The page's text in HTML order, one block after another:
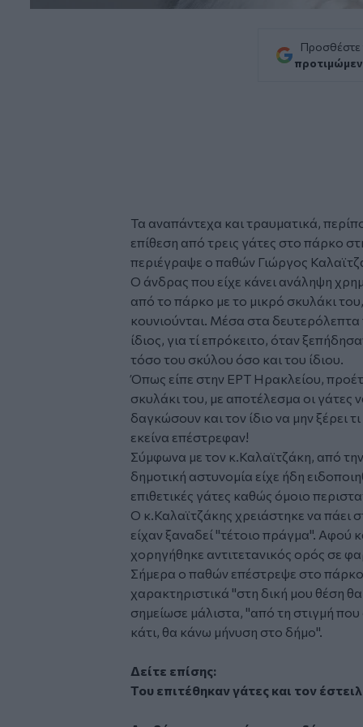
Τα αναπάντεχα και τραυματικά,
επίθεση από τρεις γάτες στο πάρκο
περιέγραψε ο παθών Γιώργος
Ο άνδρας που είχε κάνει ανάληψη
από το πάρκο με το μικρό σκυλάκι
κουνιούνται. Μέσα στα
ίδιος, για τί επρόκειτο, όταν
τόσο του σκύλου όσο και του ίδιου.
Όπως είπε στην ΕΡΤ Ηρακλείου,
σκυλάκι του, με αποτέλεσμα οι γάτες
δαγκώσουν και τον ίδιο να μην ξέρει
εκείνα επέστρεφαν!
Σύμφωνα με τον κ.Καλαϊτζάκη, από
δημοτική αστυνομία είχε ήδη
επιθετικές γάτες καθώς όμοιο
Ο κ.Καλαϊτζάκης χρειάστηκε να πάει
είχαν ξαναδεί "τέτοιο πράγμα". Αφού
χορηγήθηκε αντιτετανικός ορός σε
Σήμερα ο παθών επέστρεψε στο
χαρακτηριστικά "στη δική μου θέση
σημείωσε μάλιστα, "από τη στιγμή που
κάτι, θα κάνω μήνυση στο δήμο".
Δείτε επίσης:
Του επιτέθηκαν γάτες και τον